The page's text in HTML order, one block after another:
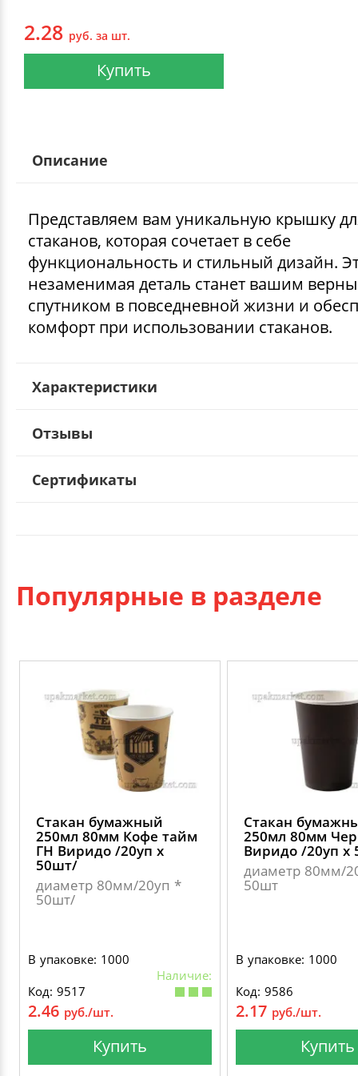
2.28 руб. за шт.
Купить
Описание
Представляем вам уникальную крышку
стаканов, которая сочетает в себе
функциональность и стильный дизайн.
незаменимая деталь станет вашим
спутником в повседневной жизни и
комфорт при использовании стаканов.
Характеристики
Отзывы
Сертификаты
Популярные в разделе
Стакан бумажный
250мл 80мм Кофе тайм
ГН Виридо /20уп х
50шт/
диаметр 80мм/20уп *
50шт/
В упаковке: 1000
Наличие:
Код: 9517
2.46 руб./шт.
Купить
Стакан
250мл 80мм
Виридо /20уп х
диаметр 80мм/
50шт
В упаковке: 1000
Код: 9586
2.17 руб./шт.
Купить